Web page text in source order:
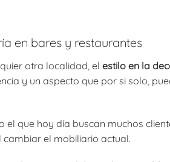
en bares y restaurantes
otra localidad, el estilo en la
y un aspecto que por si solo,
que hoy día buscan muchos
cambiar el mobiliario actual.